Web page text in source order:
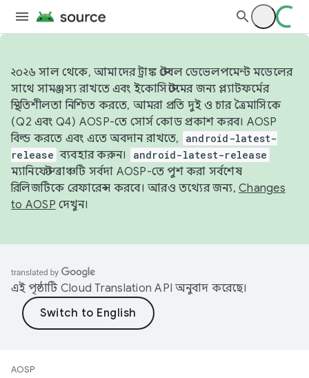
২০২৬ সাল থেকে, আমাদের ট্রাঙ্ক স্টেবল ডেভেলপমেন্ট মডেলের
সাথে সামঞ্জস্য রাখতে এবং ইকোসিস্টেমের জন্য প্ল্যাটফর্মের
স্থিতিশীলতা নিশ্চিত করতে, আমরা প্রতি দুই ও চার ত্রৈমাসিকে
(Q2 এবং Q4) AOSP-তে সোর্স কোড প্রকাশ করব। AOSP
বিল্ড করতে এবং এতে অবদান রাখতে,
android-latest-
release ব্যবহার করুন। android-latest-release
ম্যানিফেস্ট ব্রাঞ্চটি সর্বদা AOSP-তে পুশ করা সর্বশেষ
রিলিজটিকে রেফারেন্স করবে। আরও তথ্যের জন্য, Changes
to AOSP দেখুন।
এই পৃষ্ঠাটি Cloud Translation API অনুবাদ করেছে।
AOSP